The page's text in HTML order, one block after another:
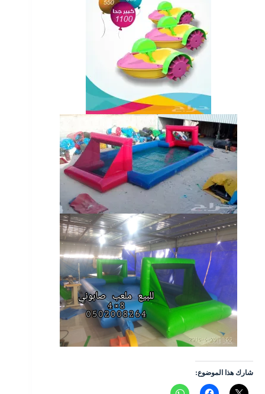
شارك هذا الموضوع: